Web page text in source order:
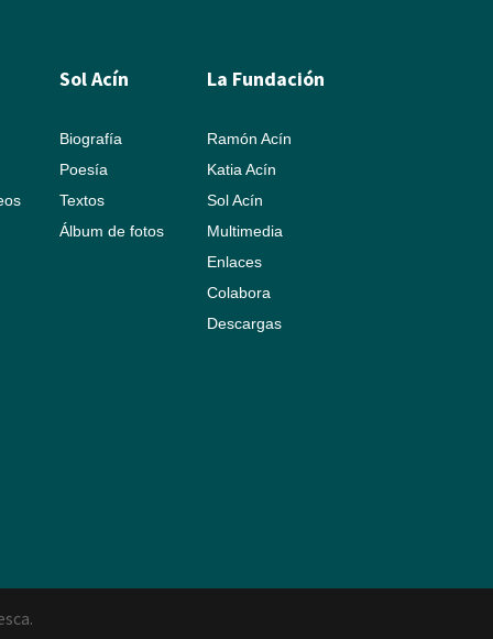
Sol Acín
Biografía
Poesía
Textos
Álbum de fotos
La Fundación
Ramón Acín
Katia Acín
Sol Acín
Multimedia
Enlaces
Colabora
Descargas